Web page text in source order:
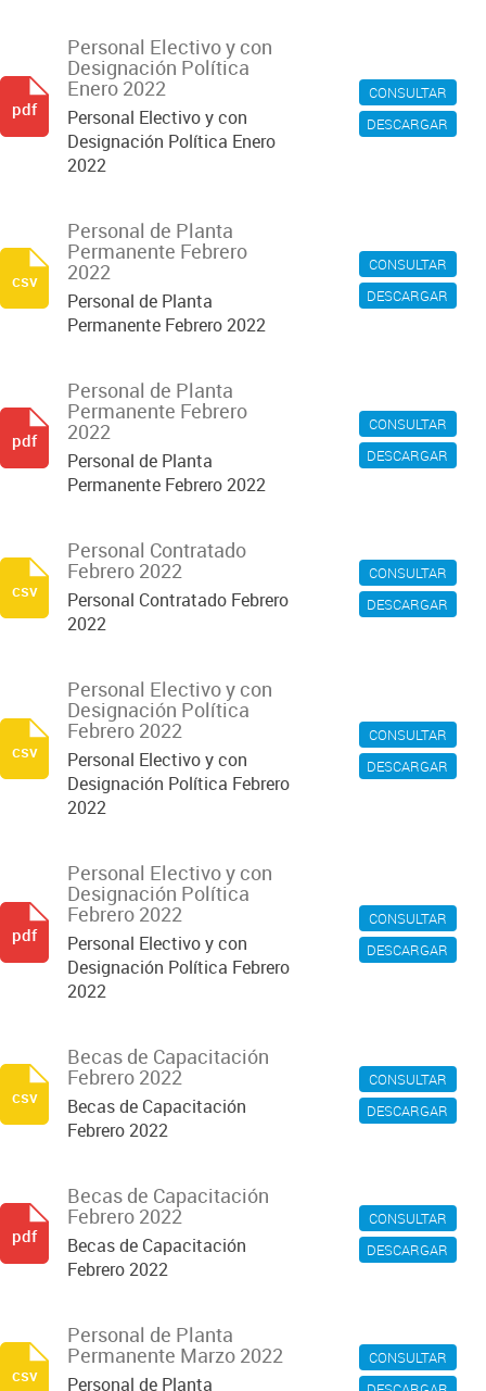
CONSULTAR
DESCARGAR
Personal Electivo y con
Designación Política
Enero 2022
Personal Electivo y con
Designación Política Enero
2022
pdf
CONSULTAR
DESCARGAR
Personal de Planta
Permanente Febrero
2022
Personal de Planta
Permanente Febrero 2022
csv
CONSULTAR
DESCARGAR
Personal de Planta
Permanente Febrero
2022
Personal de Planta
Permanente Febrero 2022
pdf
CONSULTAR
DESCARGAR
Personal Contratado
Febrero 2022
Personal Contratado Febrero
2022
csv
CONSULTAR
DESCARGAR
Personal Electivo y con
Designación Política
Febrero 2022
Personal Electivo y con
Designación Política Febrero
2022
csv
CONSULTAR
DESCARGAR
Personal Electivo y con
Designación Política
Febrero 2022
Personal Electivo y con
Designación Política Febrero
2022
pdf
CONSULTAR
DESCARGAR
Becas de Capacitación
Febrero 2022
Becas de Capacitación
Febrero 2022
csv
CONSULTAR
DESCARGAR
Becas de Capacitación
Febrero 2022
Becas de Capacitación
Febrero 2022
pdf
CONSULTAR
Personal de Planta
Permanente Marzo 2022
Personal de Planta
csv